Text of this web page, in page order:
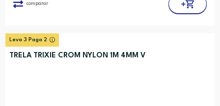
comparar
Leva 3 Paga 2
TRELA TRIXIE CROM NYLON 1M 4MM V